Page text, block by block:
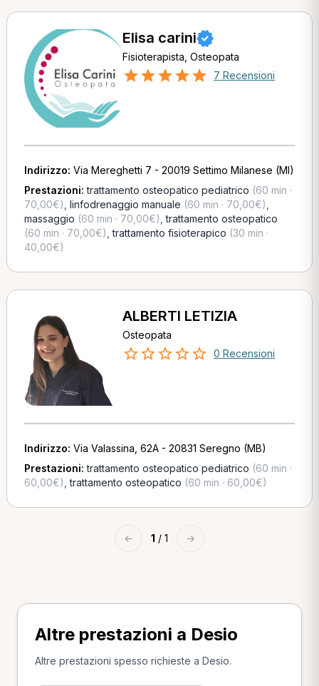
Elisa carini
Fisioterapista, Osteopata
7 Recensioni
Indirizzo: Via Mereghetti 7 - 20019 Settimo Milanese (MI)
Prestazioni:trattamento osteopatico pediatrico (60 min ·
70,00€) linfodrenaggio manuale (60 min · 70,00€)
massaggio (60 min · 70,00€) ,trattamento osteopatico
(60 min · 70,00€) ,trattamento fisioterapico (30 min ·
40,00€)
ALBERTI LETIZIA
Osteopata
0 Recensioni
Indirizzo: Via Valassina, 62A - 20831 Seregno (MB)
Prestazioni:trattamento osteopatico pediatrico (60 min ·
60,00€) ,trattamento osteopatico (60 min · 60,00€)
← 1 / 1 →
Altre prestazioni a Desio
Altre prestazioni spesso richieste a Desio.